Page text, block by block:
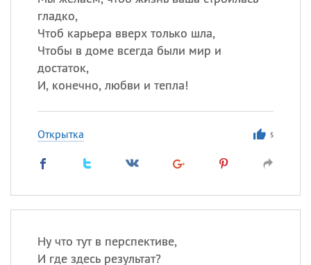
гладко,
Чтоб карьера вверх только шла,
Чтобы в доме всегда были мир и
достаток,
И, конечно, любви и тепла!
Открытка 5
Ну что тут в перспективе,
И где здесь результат?